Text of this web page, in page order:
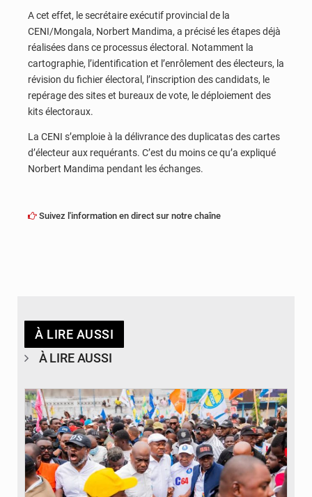
A cet effet, le secrétaire exécutif provincial de la
CENI/Mongala, Norbert Mandima, a précisé les étapes déjà
réalisées dans ce processus électoral. Notamment la
cartographie, l’identification et l’enrôlement des électeurs, la
révision du fichier électoral, l’inscription des candidats, le
repérage des sites et bureaux de vote, le déploiement des
kits électoraux.
La CENI s’emploie à la délivrance des duplicatas des cartes
d’électeur aux requérants. C’est du moins ce qu’a expliqué
Norbert Mandima pendant les échanges.
Suivez l'information en direct sur notre chaîne
À LIRE AUSSI
À LIRE AUSSI